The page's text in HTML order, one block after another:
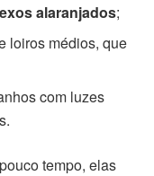
alaranjados;
loiros médios, que
com luzes
tempo, elas